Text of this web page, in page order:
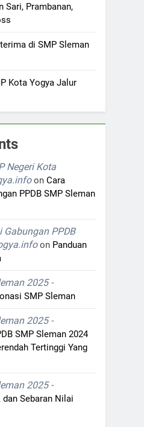
Sari, Prambanan,
di SMP Sleman
Kota Yogya Jalur
Negeri Kota
onCara
PPDB SMP Sleman
PPDB
on Panduan
2025 -
SMP Sleman
2025 -
SMP Sleman 2024
Tertinggi Yang
2025 -
Sebaran Nilai